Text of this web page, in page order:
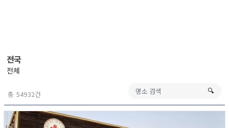
전국
전체
총 54932건 🔍︎